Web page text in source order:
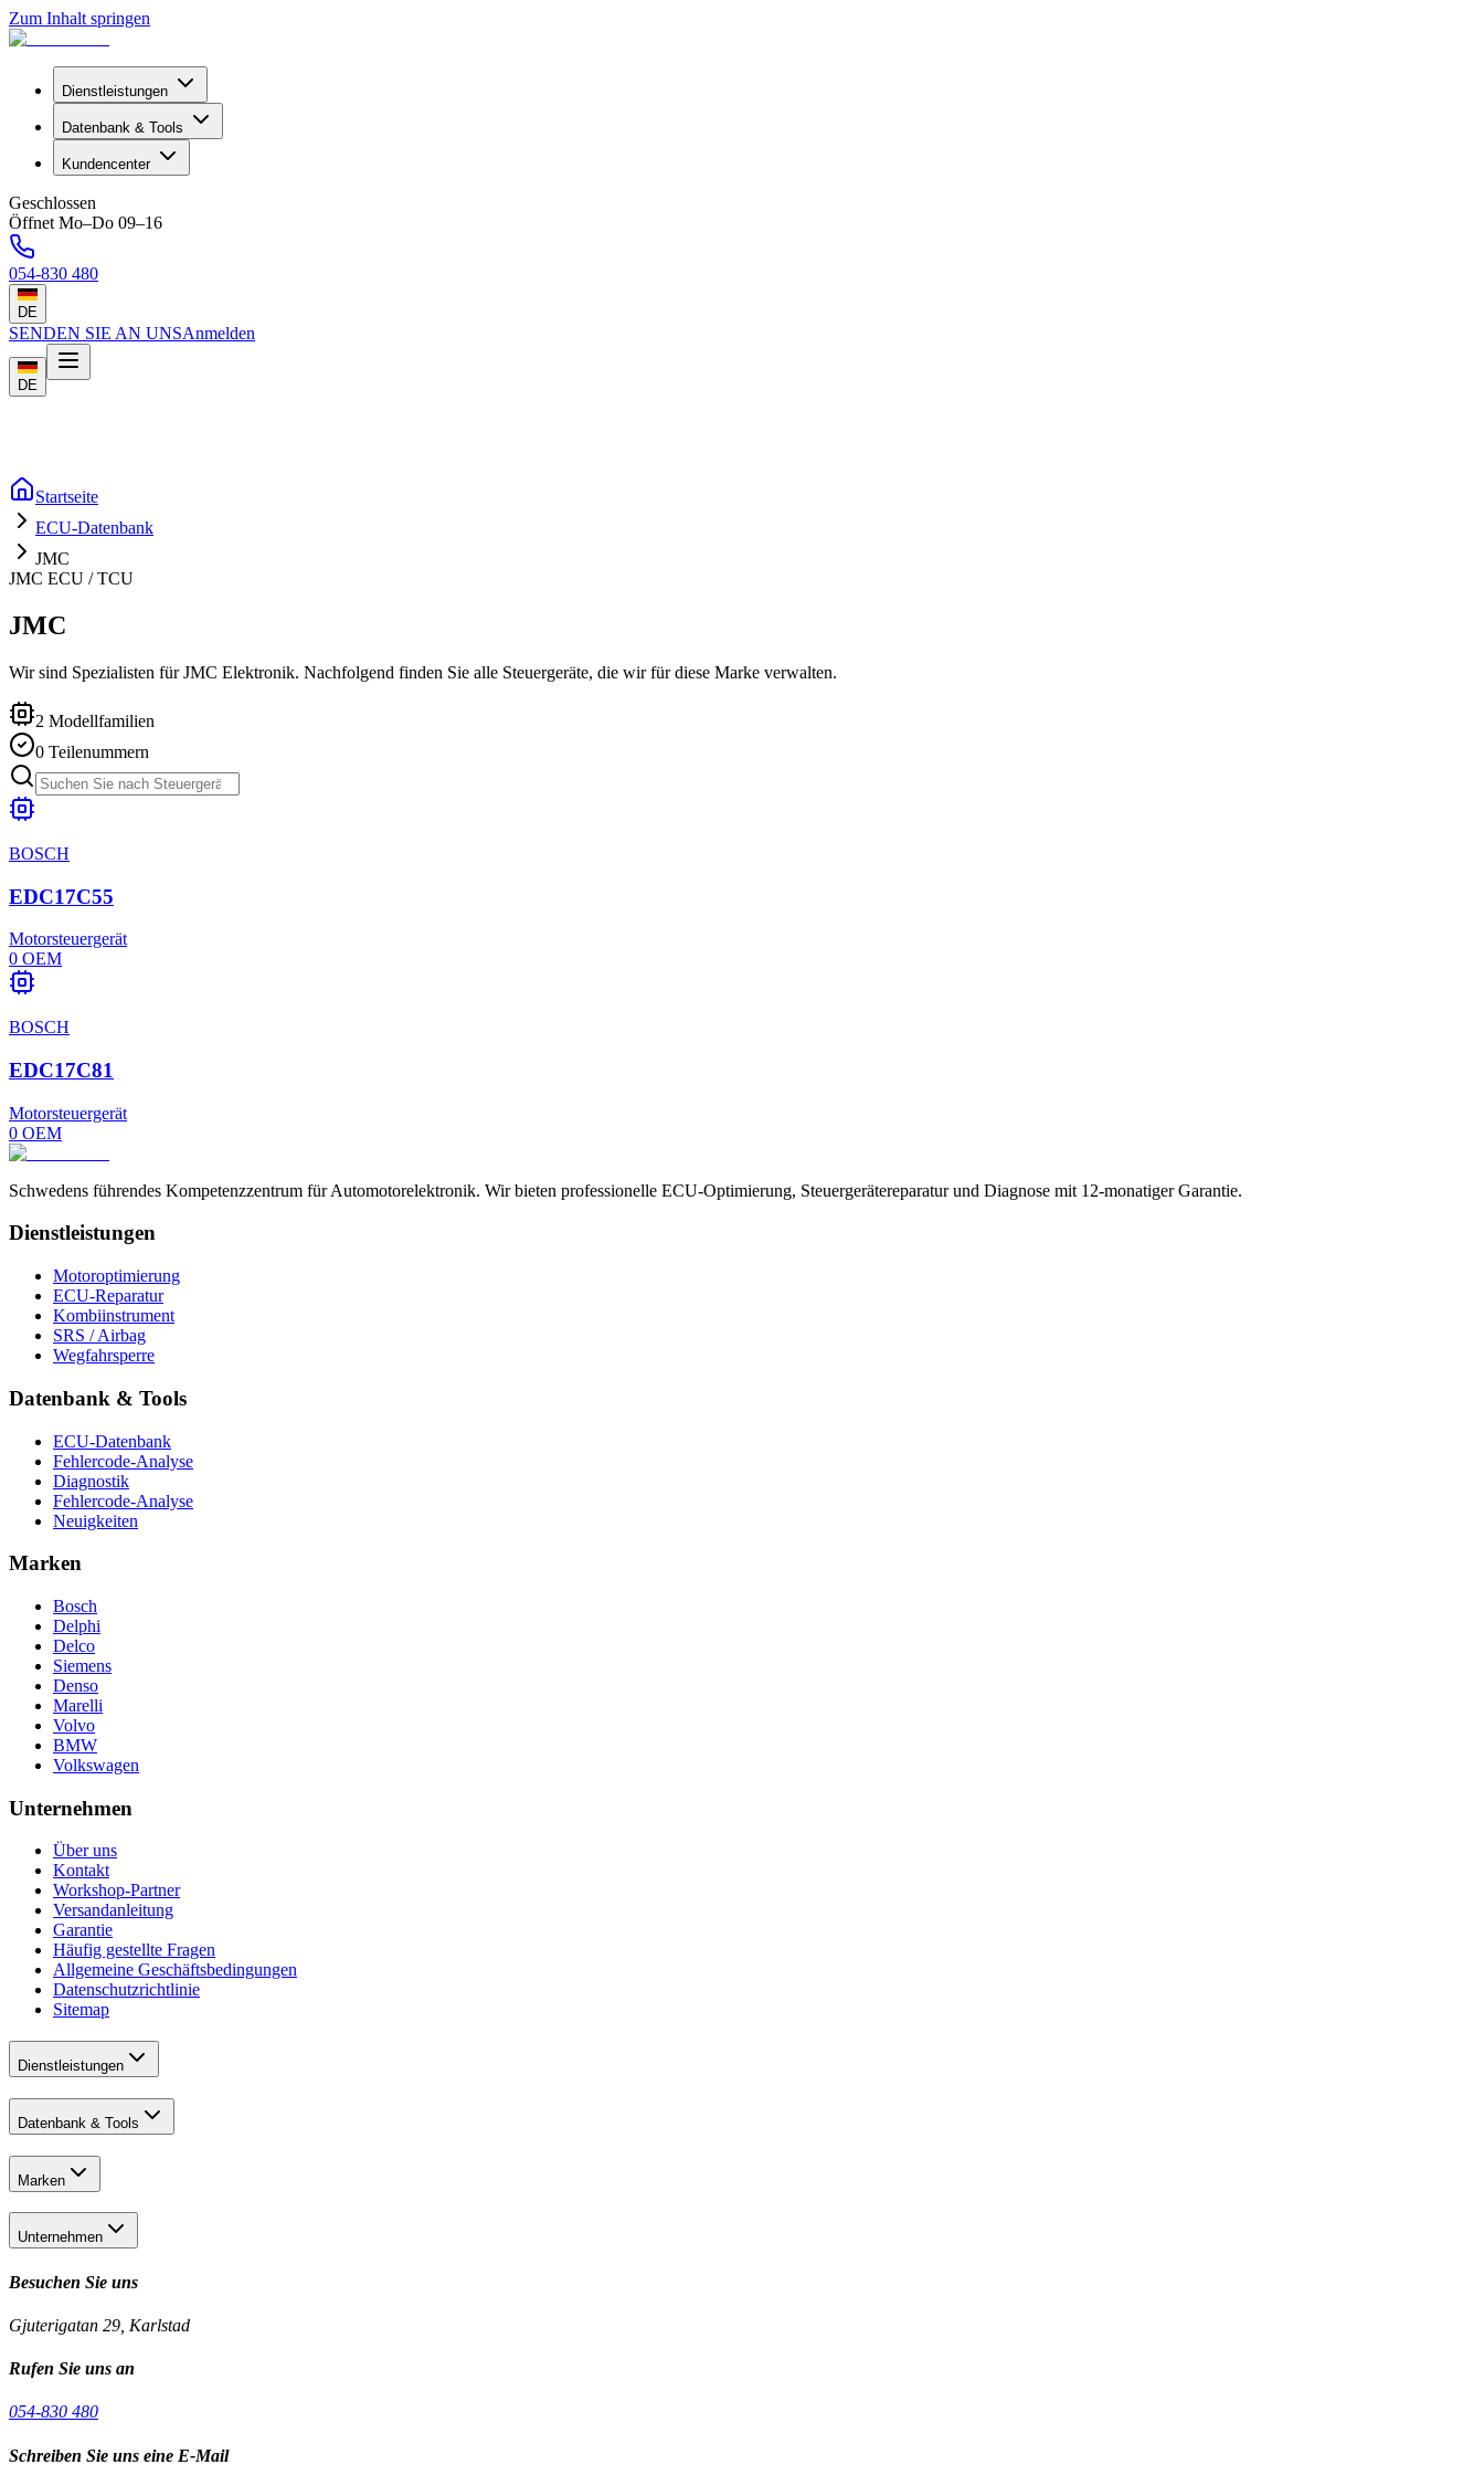
Zum Inhalt springen
Dienstleistungen
Datenbank & Tools
Kundencenter
Geschlossen
Öffnet Mo–Do 09–16
054-830 480
DE
SENDEN SIE AN UNSAnmelden
DE
Startseite
ECU-Datenbank
JMC
JMC ECU / TCU
JMC
Wir sind Spezialisten für JMC Elektronik. Nachfolgend finden Sie alle Steuergeräte, die wir für diese Marke verwalten.
2 Modellfamilien
0 Teilenummern
BOSCH
EDC17C55
Motorsteuergerät
0 OEM
BOSCH
EDC17C81
Motorsteuergerät
0 OEM
Schwedens führendes Kompetenzzentrum für Automotorelektronik. Wir bieten professionelle ECU-Optimierung, Steuergerätereparatur und Diagnose mit 12-monatiger Garantie.
Dienstleistungen
Motoroptimierung
ECU-Reparatur
Kombiinstrument
SRS / Airbag
Wegfahrsperre
Datenbank & Tools
ECU-Datenbank
Fehlercode-Analyse
Diagnostik
Fehlercode-Analyse
Neuigkeiten
Marken
Bosch
Delphi
Delco
Siemens
Denso
Marelli
Volvo
BMW
Volkswagen
Unternehmen
Über uns
Kontakt
Workshop-Partner
Versandanleitung
Garantie
Häufig gestellte Fragen
Allgemeine Geschäftsbedingungen
Datenschutzrichtlinie
Sitemap
Dienstleistungen
Datenbank & Tools
Marken
Unternehmen
Besuchen Sie uns
Gjuterigatan 29, Karlstad
Rufen Sie uns an
054-830 480
Schreiben Sie uns eine E-Mail